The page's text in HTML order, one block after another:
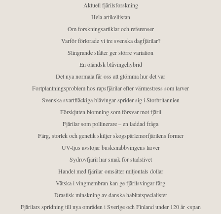
Aktuell fjärilsforskning
Hela artikellistan
Om forskningsartiklar och referenser
Varför förlorade vi tre svenska dagfjärilar?
Slingrande slåtter ger större variation
En öländsk blåvingehybrid
Det nya normala får oss att glömma hur det var
Fortplantningsproblem hos rapsfjärilar efter värmestress som larver
Svenska svartfläckiga blåvingar sprider sig i Storbritannien
Förskjuten blomning som försvar mot fjäril
Fjärilar som pollinerare – en laddad fråga
Färg, storlek och genetik skiljer skogspärlemorfjärilens former
UV-ljus avslöjar busksnabbvingens larver
Sydrovfjäril har smak för stadslivet
Handel med fjärilar omsätter miljontals dollar
Vätska i vingmembran kan ge fjärilsvingar färg
Drastisk minskning av danska habitatspecialister
Fjärilars spridning till nya områden i Sverige och Finland under 120 år <span